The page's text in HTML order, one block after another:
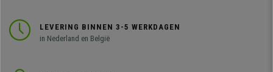
LEVERING BINNEN 3-5 WERKDAGEN
in Nederland en België